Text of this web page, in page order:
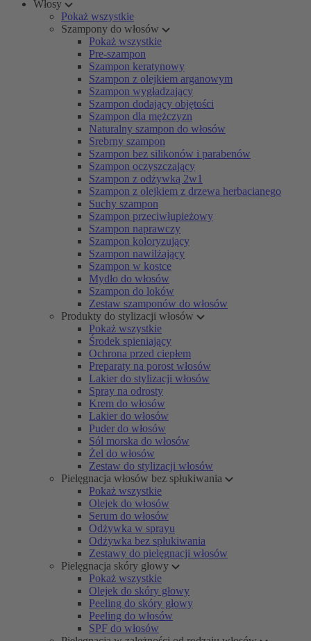
Włosy
Pokaż wszystkie
Szampony do włosów
Pokaż wszystkie
Pre-szampon
Szampon keratynowy
Szampon z olejkiem arganowym
Szampon wygładzający
Szampon dodający objętości
Szampon dla mężczyzn
Naturalny szampon do włosów
Srebrny szampon
Szampon bez silikonów i parabenów
Szampon oczyszczający
Szampon z odżywką 2w1
Szampon z olejkiem z drzewa herbacianego
Suchy szampon
Szampon przeciwłupieżowy
Szampon naprawczy
Szampon koloryzujący
Szampon nawilżający
Szampon w kostce
Mydło do włosów
Szampon do loków
Zestaw szamponów do włosów
Produkty do stylizacji włosów
Pokaż wszystkie
Środek spieniający
Ochrona przed ciepłem
Preparaty na porost włosów
Lakier do stylizacji włosów
Spray na odrosty
Krem do włosów
Lakier do włosów
Puder do włosów
Sól morska do włosów
Żel do włosów
Zestaw do stylizacji włosów
Pielęgnacja włosów bez spłukiwania
Pokaż wszystkie
Olejek do włosów
Serum do włosów
Odżywka w sprayu
Odżywka bez spłukiwania
Zestawy do pielęgnacji włosów
Pielęgnacja skóry głowy
Pokaż wszystkie
Olejek do skóry głowy
Peeling do skóry głowy
Peeling do włosów
SPF do włosów